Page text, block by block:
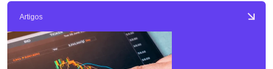
Artigos